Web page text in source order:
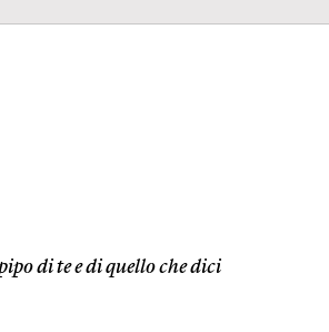
di te e di quello che dici